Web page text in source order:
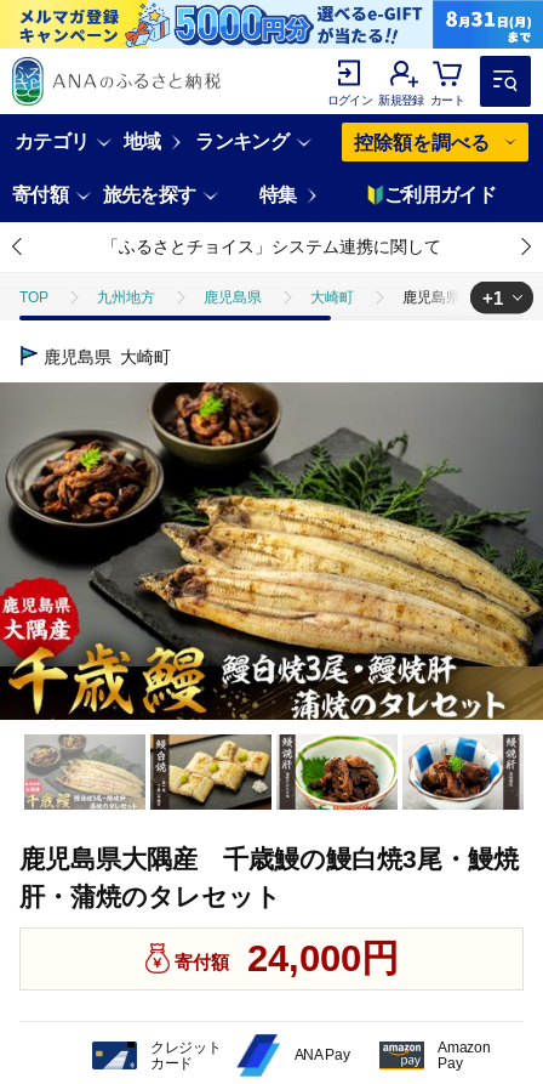
ログイン 新規登録 カート
カテゴリ 地域 ランキング 控除額を調べる
寄付額 旅先を探す 特集 ご利用ガイド
「ふるさとチョイス」システム連携に関して
TOP 九州地方 鹿児島県 大崎町 鹿児島県大隅産 千
TOP
+1
鹿児島県 大崎町
鹿児島県大隅産 千歳鰻の鰻白焼3尾・鰻焼
肝・蒲焼のタレセット
寄付額 24,000円
クレジット
カード
ANA Pay
Amazon
Pay